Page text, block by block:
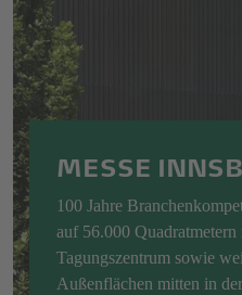
MESSE
100 Jahre
auf 56.000
Tagungszentrum sowie
Außenflächen mitten in